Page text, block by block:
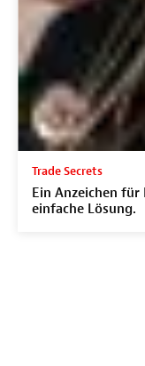
Trade Secrets
Ein Anzeichen
einfache Lösung.